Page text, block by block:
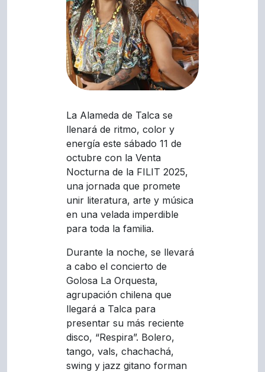
La Alameda de Talca se
llenará de ritmo, color y
energía este sábado 11 de
octubre con la Venta
Nocturna de la FILIT 2025,
una jornada que promete
unir literatura, arte y música
en una velada imperdible
para toda la familia.
Durante la noche, se llevará
a cabo el concierto de
Golosa La Orquesta,
agrupación chilena que
llegará a Talca para
presentar su más reciente
disco, “Respira”. Bolero,
tango, vals, chachachá,
swing y jazz gitano forman